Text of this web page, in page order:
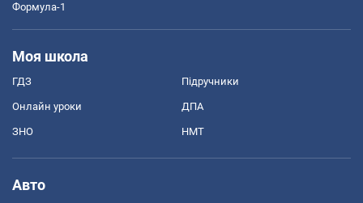
Формула-1
Моя школа
ГДЗ Підручники
Онлайн уроки ДПА
ЗНО НМТ
Авто